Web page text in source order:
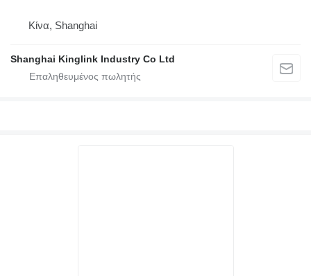
Κίνα, Shanghai
Shanghai Kinglink Industry Co Ltd